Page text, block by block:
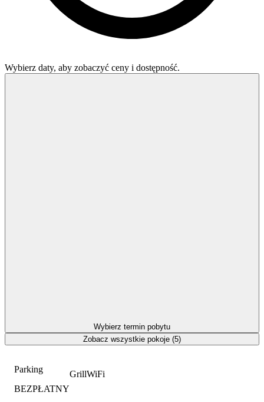
Parking
BEZPŁATNY
GrillWiFi
Wybierz daty, aby zobaczyć ceny i dostępność.
Wybierz termin pobytu
Zobacz wszystkie pokoje (5)